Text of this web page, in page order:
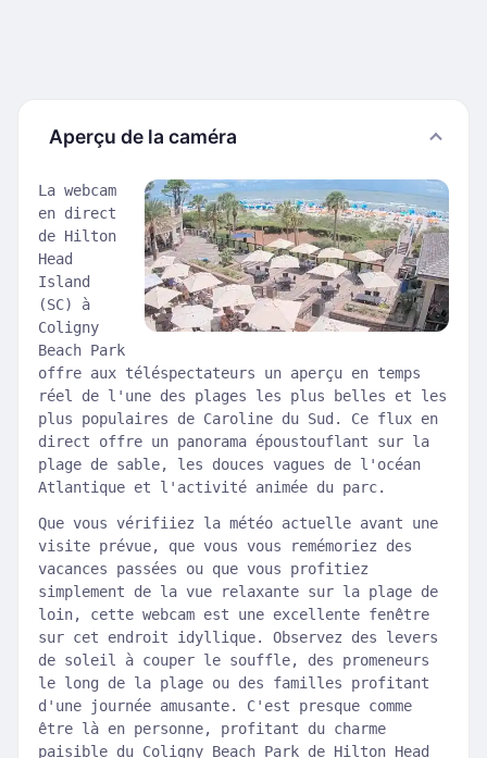
Aperçu de la caméra
La webcam
en direct
de Hilton
Head
Island
(SC) à
Coligny
Beach Park
offre aux téléspectateurs un aperçu en temps
réel de l'une des plages les plus belles et les
plus populaires de Caroline du Sud. Ce flux en
direct offre un panorama époustouflant sur la
plage de sable, les douces vagues de l'océan
Atlantique et l'activité animée du parc.
Que vous vérifiiez la météo actuelle avant une
visite prévue, que vous vous remémoriez des
vacances passées ou que vous profitiez
simplement de la vue relaxante sur la plage de
loin, cette webcam est une excellente fenêtre
sur cet endroit idyllique. Observez des levers
de soleil à couper le souffle, des promeneurs
le long de la plage ou des familles profitant
d'une journée amusante. C'est presque comme
être là en personne, profitant du charme
paisible du Coligny Beach Park de Hilton Head